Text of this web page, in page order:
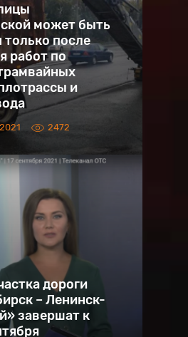
может быть
после
работ по
и
2472
дороги
– Ленинск-
завершат к